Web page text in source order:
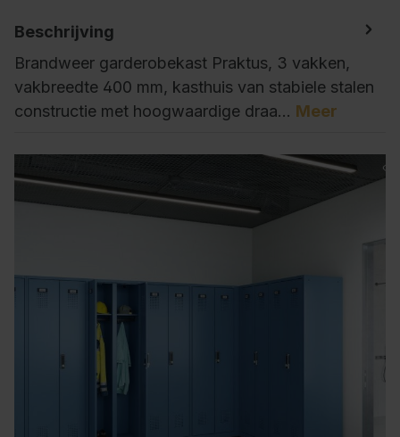
Beschrijving
Brandweer garderobekast Praktus, 3 vakken,
vakbreedte 400 mm, kasthuis van stabiele stalen
constructie met hoogwaardige draa… Meer